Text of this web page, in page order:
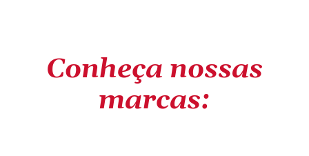
Conheça nossas
marcas: